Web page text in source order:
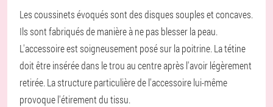
Les coussinets évoqués sont des disques souples et concaves.
Ils sont fabriqués de manière à ne pas blesser la peau.
L'accessoire est soigneusement posé sur la poitrine. La tétine
doit être insérée dans le trou au centre après l'avoir légèrement
retirée. La structure particulière de l'accessoire lui-même
provoque l'étirement du tissu.